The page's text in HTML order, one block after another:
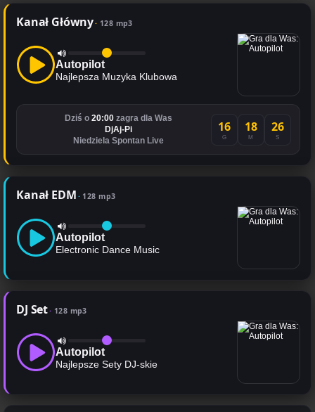
Kanał Główny 128 mp3
Autopilot
Najlepsza Muzyka Klubowa
Dziś o 20:00zagra dla Was
DjAj-Pi
Niedziela Spontan Live
16
G
18
M
26
S
Kanał EDM 128 mp3
Autopilot
Electronic Dance Music
DJ Set 128 mp3
Autopilot
Najlepsze Sety DJ-skie